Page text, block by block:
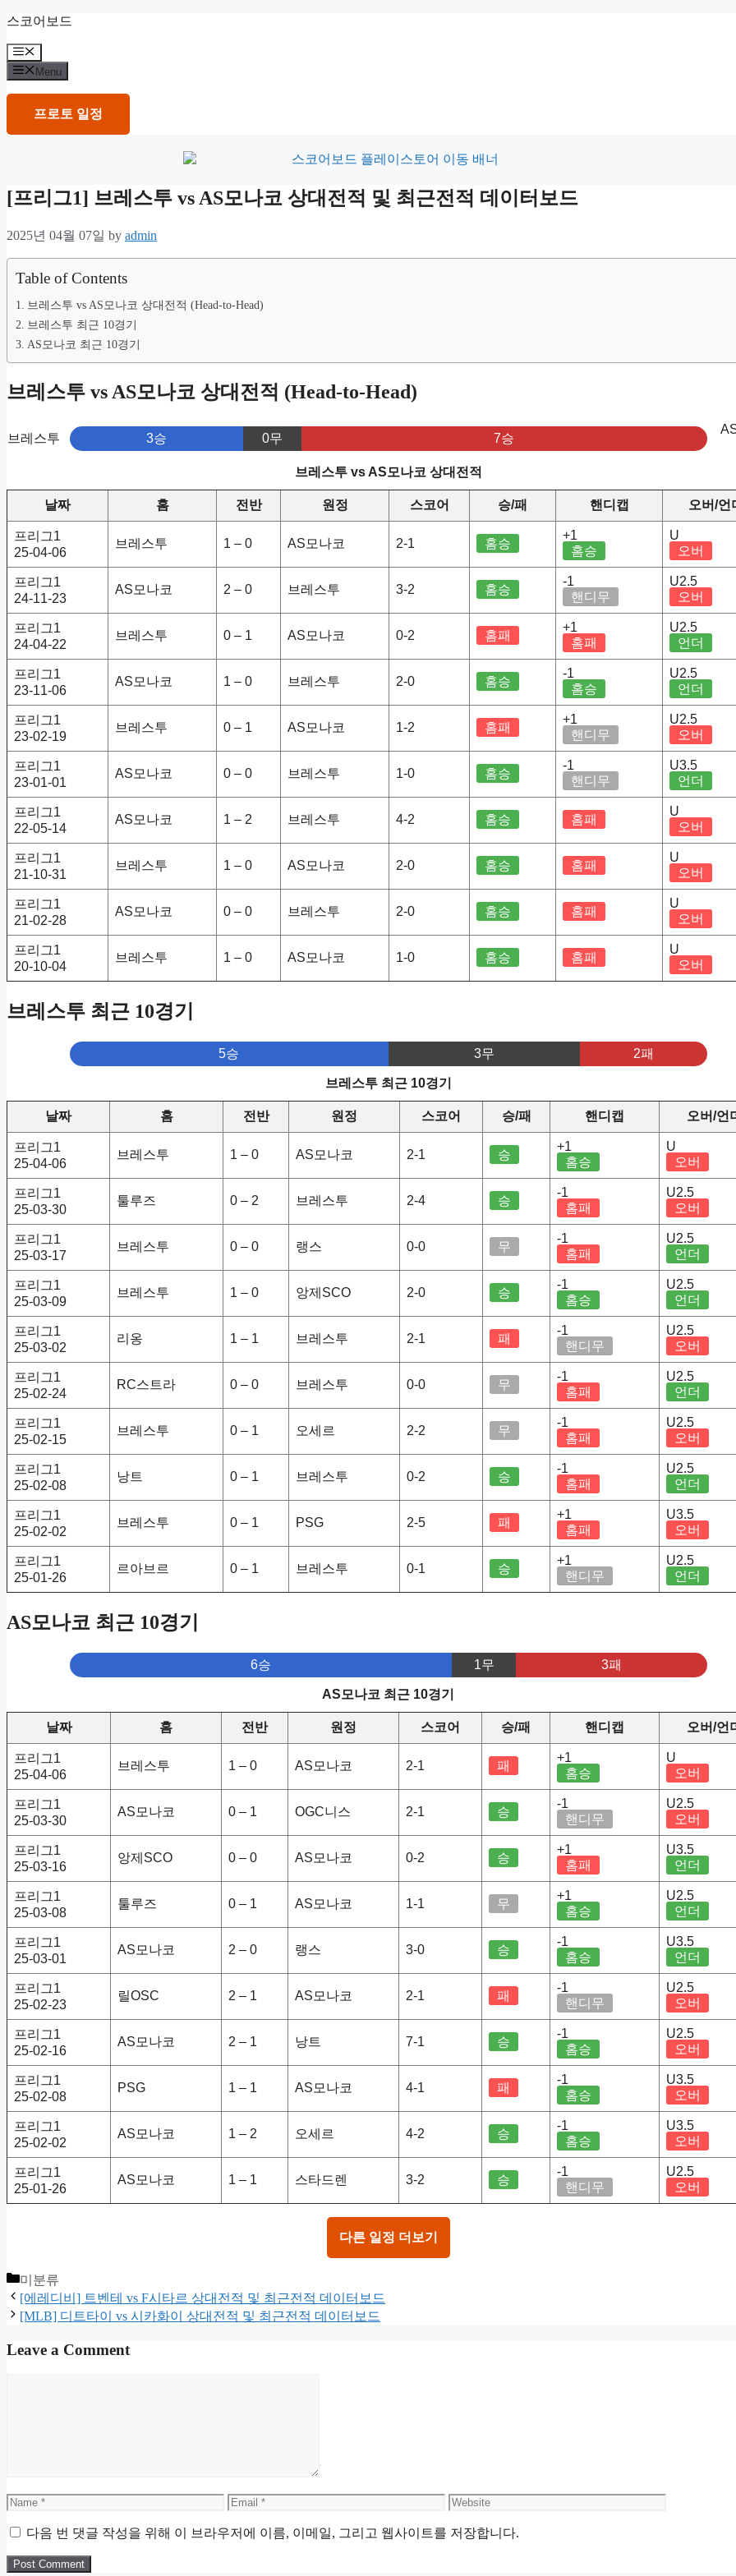
Skip
content
스코어보드
Menu
Menu
프로토 일정
[프리그1] 브레스투 vs AS모나코 상대전적 및 최근전적 데이터보드
2025년 04월 07일 by admin
Table of Contents
브레스투 vs AS모나코 상대전적 (Head-to-Head)
브레스투 최근 10경기
AS모나코 최근 10경기
브레스투 vs AS모나코 상대전적 (Head-to-Head)
브레스투 3승 0무 7승
브레스투 vs AS모나코 상대전적
날짜 홈 전반 원정 스코어 승/패 핸디캡 오버/언
프리그1
25-04-06
브레스투 1 – 0 AS모나코 2-1 홈승
+1
홈승
U
오버
프리그1
24-11-23
AS모나코 2 – 0 브레스투 3-2 홈승
-1
핸디무
U2.5
오버
프리그1
24-04-22
브레스투 0 – 1 AS모나코 0-2 홈패
+1
홈패
U2.5
언더
프리그1
23-11-06
AS모나코 1 – 0 브레스투 2-0 홈승
-1
홈승
U2.5
언더
프리그1
23-02-19
브레스투 0 – 1 AS모나코 1-2 홈패
+1
핸디무
U2.5
오버
프리그1
23-01-01
AS모나코 0 – 0 브레스투 1-0 홈승
-1
핸디무
U3.5
언더
프리그1
22-05-14
AS모나코 1 – 2 브레스투 4-2 홈승 홈패
U
오버
프리그1
21-10-31
브레스투 1 – 0 AS모나코 2-0 홈승 홈패
U
오버
프리그1
21-02-28
AS모나코 0 – 0 브레스투 2-0 홈승 홈패
U
오버
프리그1
20-10-04
브레스투 1 – 0 AS모나코 1-0 홈승 홈패
U
오버
브레스투 최근 10경기
5승 3무 2패
브레스투 최근 10경기
날짜 홈 전반 원정 스코어 승/패 핸디캡 오버/언
프리그1
25-04-06
브레스투 1 – 0 AS모나코 2-1 승
+1
홈승
U
오버
프리그1
25-03-30
툴루즈 0 – 2 브레스투 2-4 승
-1
홈패
U2.5
오버
프리그1
25-03-17
브레스투 0 – 0 랭스 0-0 무
-1
홈패
U2.5
언더
프리그1
25-03-09
브레스투 1 – 0 앙제SCO 2-0 승
-1
홈승
U2.5
언더
프리그1
25-03-02
리옹 1 – 1 브레스투 2-1 패
-1
핸디무
U2.5
오버
프리그1
25-02-24
RC스트라 0 – 0 브레스투 0-0 무
-1
홈패
U2.5
언더
프리그1
25-02-15
브레스투 0 – 1 오세르 2-2 무
-1
홈패
U2.5
오버
프리그1
25-02-08
낭트 0 – 1 브레스투 0-2 승
-1
홈패
U2.5
언더
프리그1
25-02-02
브레스투 0 – 1 PSG 2-5 패
+1
홈패
U3.5
오버
프리그1
25-01-26
르아브르 0 – 1 브레스투 0-1 승
+1
핸디무
U2.5
언더
AS모나코 최근 10경기
6승 1무 3패
AS모나코 최근 10경기
날짜 홈 전반 원정 스코어 승/패 핸디캡 오버/언
프리그1
25-04-06
브레스투 1 – 0 AS모나코 2-1 패
+1
홈승
U
오버
프리그1
25-03-30
AS모나코 0 – 1 OGC니스 2-1 승
-1
핸디무
U2.5
오버
프리그1
25-03-16
앙제SCO 0 – 0 AS모나코 0-2 승
+1
홈패
U3.5
언더
프리그1
25-03-08
툴루즈 0 – 1 AS모나코 1-1 무
+1
홈승
U2.5
언더
프리그1
25-03-01
AS모나코 2 – 0 랭스 3-0 승
-1
홈승
U3.5
언더
프리그1
25-02-23
릴OSC 2 – 1 AS모나코 2-1 패
-1
핸디무
U2.5
오버
프리그1
25-02-16
AS모나코 2 – 1 낭트 7-1 승
-1
홈승
U2.5
오버
프리그1
25-02-08
PSG 1 – 1 AS모나코 4-1 패
-1
홈승
U3.5
오버
프리그1
25-02-02
AS모나코 1 – 2 오세르 4-2 승
-1
홈승
U3.5
오버
프리그1
25-01-26
AS모나코 1 – 1 스타드렌 3-2 승
-1
핸디무
U2.5
오버
다른 일정 더보기
Categories
미분류
[에레디비] 트벤테 vs F시타르 상대전적 및 최근전적 데이터보드
[MLB] 디트타이 vs 시카화이 상대전적 및 최근전적 데이터보드
Leave a Comment
Name Email Website
다음 번 댓글 작성을 위해 이 브라우저에 이름, 이메일, 그리고 웹사이트를 저장합니다.